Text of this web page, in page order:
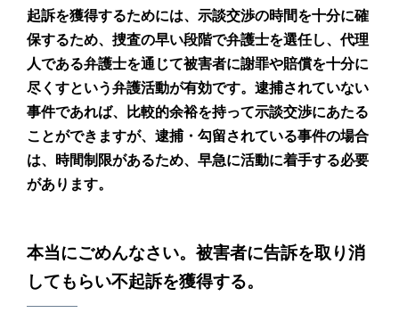
起訴を獲得するためには、示談交渉の時間を十分に確
保するため、捜査の早い段階で弁護士を選任し、代理
人である弁護士を通じて被害者に謝罪や賠償を十分に
尽くすという弁護活動が有効です。逮捕されていない
事件であれば、比較的余裕を持って示談交渉にあたる
ことができますが、逮捕・勾留されている事件の場合
は、時間制限があるため、早急に活動に着手する必要
があります。
本当にごめんなさい。被害者に告訴を取り消
してもらい不起訴を獲得する。